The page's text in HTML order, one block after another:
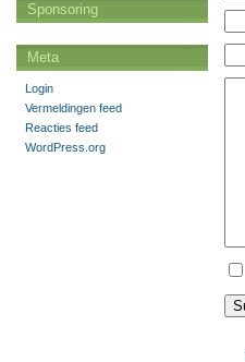
Sponsoring
Meta
Login
Vermeldingen feed
Reacties feed
WordPress.org